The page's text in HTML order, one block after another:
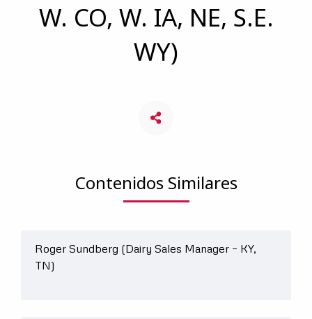
País
W. CO, W. IA, NE, S.E.
WY)
Contenidos Similares
Roger Sundberg (Dairy Sales Manager – KY,
TN)